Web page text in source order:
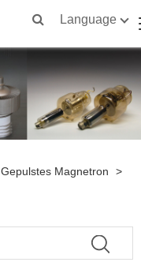
Language
Gepulstes Magnetron
>